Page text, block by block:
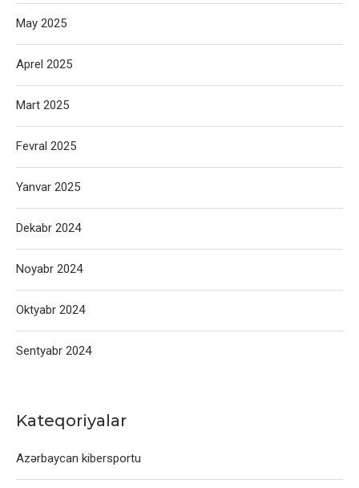
May 2025
Aprel 2025
Mart 2025
Fevral 2025
Yanvar 2025
Dekabr 2024
Noyabr 2024
Oktyabr 2024
Sentyabr 2024
Kateqoriyalar
Azərbaycan kibersportu